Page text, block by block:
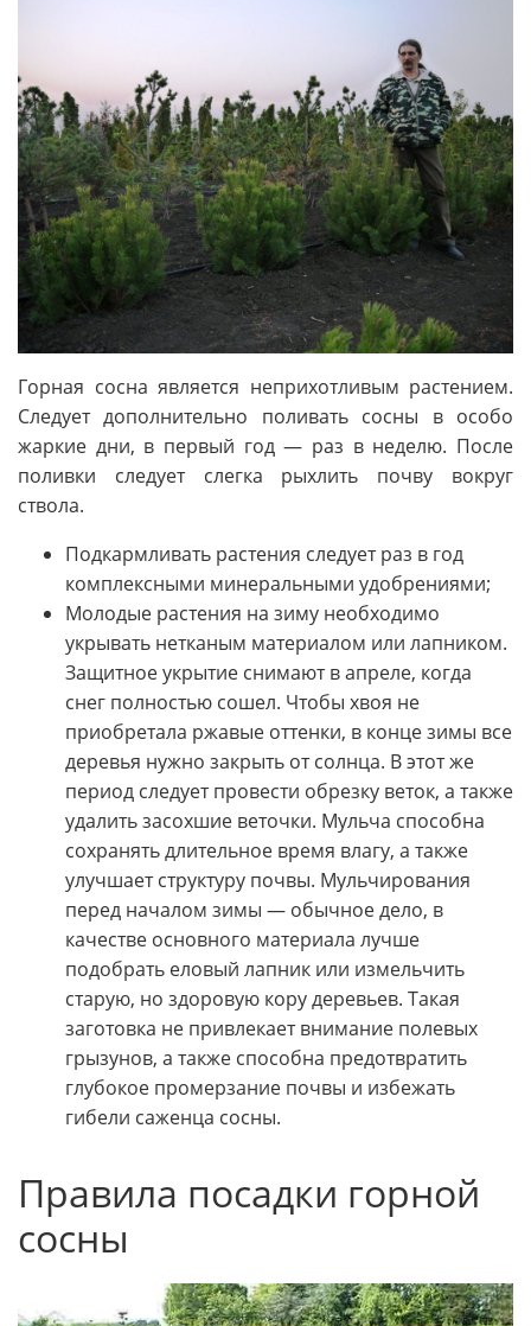
Горная сосна является неприхотливым растением.
Следует дополнительно поливать сосны в особо
жаркие дни, в первый год — раз в неделю. После
поливки следует слегка рыхлить почву вокруг
ствола.
Подкармливать растения следует раз в год
комплексными минеральными удобрениями;
Молодые растения на зиму необходимо
укрывать нетканым материалом или лапником.
Защитное укрытие снимают в апреле, когда
снег полностью сошел. Чтобы хвоя не
приобретала ржавые оттенки, в конце зимы все
деревья нужно закрыть от солнца. В этот же
период следует провести обрезку веток, а также
удалить засохшие веточки. Мульча способна
сохранять длительное время влагу, а также
улучшает структуру почвы. Мульчирования
перед началом зимы — обычное дело, в
качестве основного материала лучше
подобрать еловый лапник или измельчить
старую, но здоровую кору деревьев. Такая
заготовка не привлекает внимание полевых
грызунов, а также способна предотвратить
глубокое промерзание почвы и избежать
гибели саженца сосны.
Правила посадки горной
сосны